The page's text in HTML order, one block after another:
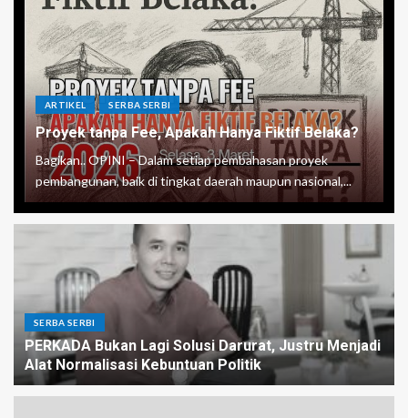
ARTIKEL SERBA SERBI
Proyek tanpa Fee, Apakah Hanya Fiktif Belaka?
Bagikan.. OPINI – Dalam setiap pembahasan proyek
pembangunan, baik di tingkat daerah maupun nasional,...
SERBA SERBI
PERKADA Bukan Lagi Solusi Darurat, Justru Menjadi
Alat Normalisasi Kebuntuan Politik